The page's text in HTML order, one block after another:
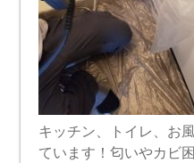
キッチン、トイレ、お
ています！匂いやカビ